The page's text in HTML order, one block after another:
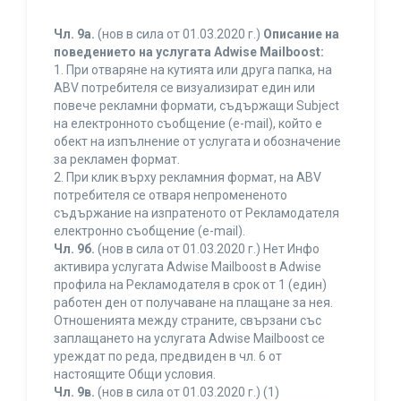
Чл. 9а. (нов в сила от 01.03.2020 г.) Описание на
поведението на услугата Adwise Mailboost:
1. При отваряне на кутията или друга папка, на
ABV потребителя се визуализират един или
повече рекламни формати, съдържащи Subject
на електронното съобщение (e-mail), който е
обект на изпълнение от услугата и обозначение
за рекламен формат.
2. При клик върху рекламния формат, на ABV
потребителя се отваря непромененото
съдържание на изпратеното от Рекламодателя
електронно съобщение (e-mail).
Чл. 9б. (нов в сила от 01.03.2020 г.) Нет Инфо
активира услугата Adwise Mailboost в Adwise
профила на Рекламодателя в срок от 1 (един)
работен ден от получаване на плащане за нея.
Отношенията между страните, свързани със
заплащането на услугата Adwise Mailboost се
уреждат по реда, предвиден в чл. 6 от
настоящите Общи условия.
Чл. 9в. (нов в сила от 01.03.2020 г.) (1)